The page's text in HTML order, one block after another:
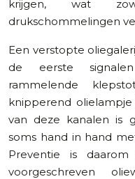
krijgen, wat
drukschommelingen
Een verstopte
de eerste
rammelende
knipperend
van deze kanalen is
soms hand in hand
Preventie is
voorgeschreven